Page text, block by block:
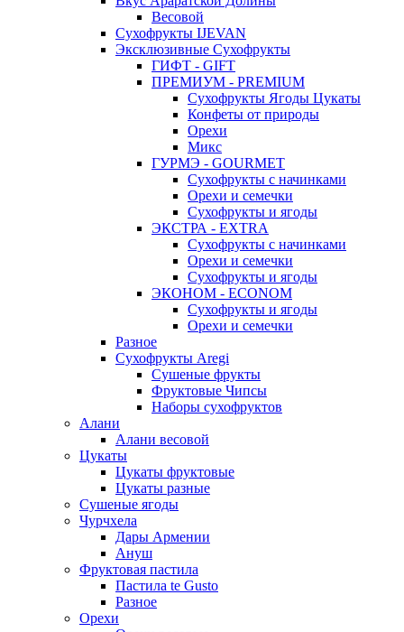
Весовой
Сухофрукты IJEVAN
Эксклюзивные Сухофрукты
ГИФТ - GIFT
ПРЕМИУМ - PREMIUM
Сухофрукты Ягоды Цукаты
Конфеты от природы
Орехи
Микс
ГУРМЭ - GOURMET
Сухофрукты с начинками
Орехи и семечки
Сухофрукты и ягоды
ЭКСТРА - EXTRA
Сухофрукты с начинками
Орехи и семечки
Сухофрукты и ягоды
ЭКОНОМ - ECONOM
Сухофрукты и ягоды
Орехи и семечки
Разное
Сухофрукты Aregi
Сушеные фрукты
Фруктовые Чипсы
Наборы сухофруктов
Алани
Алани весовой
Цукаты
Цукаты фруктовые
Цукаты разные
Сушеные ягоды
Чурчхела
Дары Армении
Ануш
Фруктовая пастила
Пастила te Gusto
Разное
Орехи